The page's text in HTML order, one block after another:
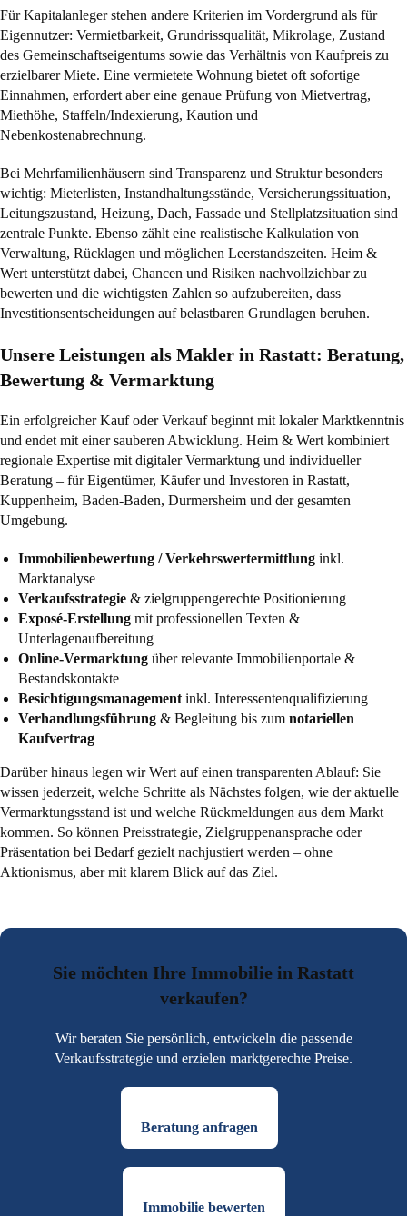
Für Kapitalanleger stehen andere Kriterien im Vordergrund als für
Eigennutzer: Vermietbarkeit, Grundrissqualität, Mikrolage, Zustand
des Gemeinschaftseigentums sowie das Verhältnis von Kaufpreis zu
erzielbarer Miete. Eine vermietete Wohnung bietet oft sofortige
Einnahmen, erfordert aber eine genaue Prüfung von Mietvertrag,
Miethöhe, Staffeln/Indexierung, Kaution und
Nebenkostenabrechnung.
Bei Mehrfamilienhäusern sind Transparenz und Struktur besonders
wichtig: Mieterlisten, Instandhaltungsstände, Versicherungssituation,
Leitungszustand, Heizung, Dach, Fassade und Stellplatzsituation sind
zentrale Punkte. Ebenso zählt eine realistische Kalkulation von
Verwaltung, Rücklagen und möglichen Leerstandszeiten. Heim &
Wert unterstützt dabei, Chancen und Risiken nachvollziehbar zu
bewerten und die wichtigsten Zahlen so aufzubereiten, dass
Investitionsentscheidungen auf belastbaren Grundlagen beruhen.
Unsere Leistungen als Makler in Rastatt: Beratung,
Bewertung & Vermarktung
Ein erfolgreicher Kauf oder Verkauf beginnt mit lokaler Marktkenntnis
und endet mit einer sauberen Abwicklung. Heim & Wert kombiniert
regionale Expertise mit digitaler Vermarktung und individueller
Beratung – für Eigentümer, Käufer und Investoren in Rastatt,
Kuppenheim, Baden-Baden, Durmersheim und der gesamten
Umgebung.
Immobilienbewertung / Verkehrswertermittlung inkl.
Marktanalyse
Verkaufsstrategie & zielgruppengerechte Positionierung
Exposé-Erstellung mit professionellen Texten &
Unterlagenaufbereitung
Online-Vermarktung über relevante Immobilienportale &
Bestandskontakte
Besichtigungsmanagement inkl. Interessentenqualifizierung
Verhandlungsführung & Begleitung bis zum notariellen
Kaufvertrag
Darüber hinaus legen wir Wert auf einen transparenten Ablauf: Sie
wissen jederzeit, welche Schritte als Nächstes folgen, wie der aktuelle
Vermarktungsstand ist und welche Rückmeldungen aus dem Markt
kommen. So können Preisstrategie, Zielgruppenansprache oder
Präsentation bei Bedarf gezielt nachjustiert werden – ohne
Aktionismus, aber mit klarem Blick auf das Ziel.
Sie möchten Ihre Immobilie in Rastatt
verkaufen?
Wir beraten Sie persönlich, entwickeln die passende
Verkaufsstrategie und erzielen marktgerechte Preise.
Beratung anfragen
Immobilie bewerten